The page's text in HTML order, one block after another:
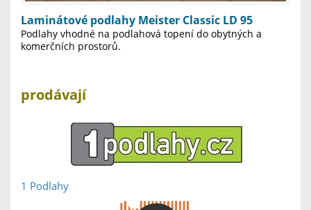
Laminátové podlahy Meister Classic LD 95
Podlahy vhodné na podlahová topení do obytných a
komerčních prostorů.
prodávají
1 Podlahy